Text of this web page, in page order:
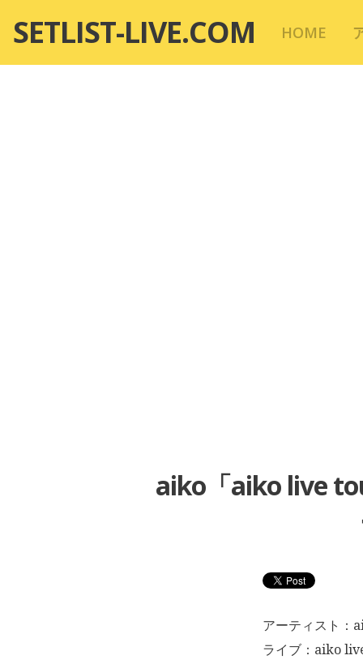
テ
SETLIST-LIVE.COM HOME
aiko「aiko live
アーティスト：
ライブ：aiko